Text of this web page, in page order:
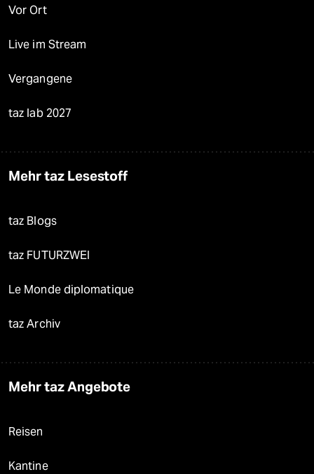
Vor Ort
Live im Stream
Vergangene
taz lab 2027
Mehr taz Lesestoff
taz Blogs
taz FUTURZWEI
Le Monde diplomatique
taz Archiv
Mehr taz Angebote
Reisen
Kantine